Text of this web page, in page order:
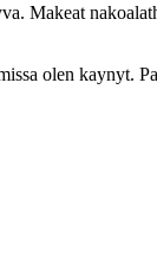
Makeat
olen kaynyt.